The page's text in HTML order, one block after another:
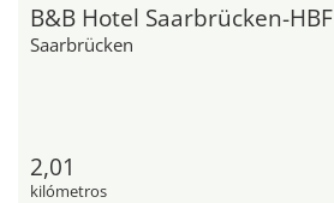
B&B Hotel Saarbrücken-HBF
Saarbrücken
2,01
kilómetros